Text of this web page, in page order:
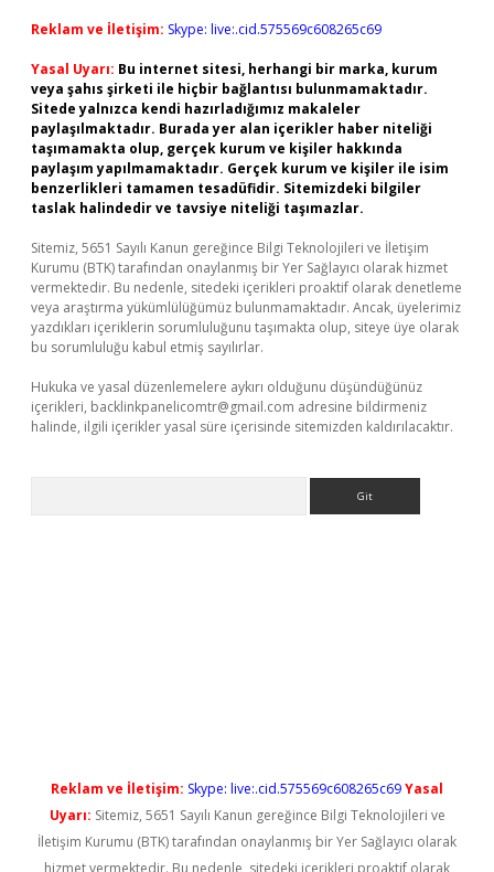
Reklam ve İletişim: Skype: live:.cid.575569c608265c69
Yasal Uyarı: Bu internet sitesi, herhangi bir marka, kurum
veya şahıs şirketi ile hiçbir bağlantısı bulunmamaktadır.
Sitede yalnızca kendi hazırladığımız makaleler
paylaşılmaktadır. Burada yer alan içerikler haber niteliği
taşımamakta olup, gerçek kurum ve kişiler hakkında
paylaşım yapılmamaktadır. Gerçek kurum ve kişiler ile isim
benzerlikleri tamamen tesadüfidir. Sitemizdeki bilgiler
taslak halindedir ve tavsiye niteliği taşımazlar.
Sitemiz, 5651 Sayılı Kanun gereğince Bilgi Teknolojileri ve İletişim
Kurumu (BTK) tarafından onaylanmış bir Yer Sağlayıcı olarak hizmet
vermektedir. Bu nedenle, sitedeki içerikleri proaktif olarak denetleme
veya araştırma yükümlülüğümüz bulunmamaktadır. Ancak, üyelerimiz
yazdıkları içeriklerin sorumluluğunu taşımakta olup, siteye üye olarak
bu sorumluluğu kabul etmiş sayılırlar.
Hukuka ve yasal düzenlemelere aykırı olduğunu düşündüğünüz
içerikleri, backlinkpanelicomtr@gmail.com adresine bildirmeniz
halinde, ilgili içerikler yasal süre içerisinde sitemizden kaldırılacaktır.
Reklam ve İletişim: Skype: live:.cid.575569c608265c69Yasal
Uyarı: Sitemiz, 5651 Sayılı Kanun gereğince Bilgi Teknolojileri ve
İletişim Kurumu (BTK) tarafından onaylanmış bir Yer Sağlayıcı olarak
hizmet vermektedir. Bu nedenle, sitedeki içerikleri proaktif olarak